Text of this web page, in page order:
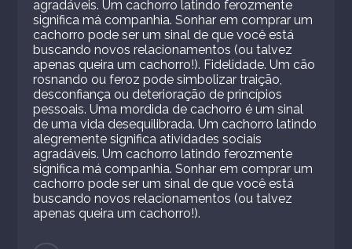
agradáveis. Um cachorro latindo ferozmente
significa má companhia. Sonhar em comprar um
cachorro pode ser um sinal de que você está
buscando novos relacionamentos (ou talvez
apenas queira um cachorro!). Fidelidade. Um cão
rosnando ou feroz pode simbolizar traição,
desconfiança ou deterioração de princípios
pessoais. Uma mordida de cachorro é um sinal
de uma vida desequilibrada. Um cachorro latindo
alegremente significa atividades sociais
agradáveis. Um cachorro latindo ferozmente
significa má companhia. Sonhar em comprar um
cachorro pode ser um sinal de que você está
buscando novos relacionamentos (ou talvez
apenas queira um cachorro!).